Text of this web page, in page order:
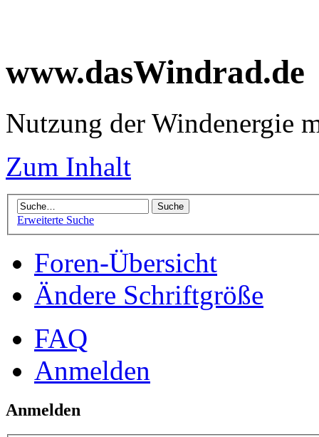
www.dasWindrad.de
Nutzung der Windenergie
Zum Inhalt
Erweiterte Suche
Foren-Übersicht
Ändere Schriftgröße
FAQ
Anmelden
Anmelden